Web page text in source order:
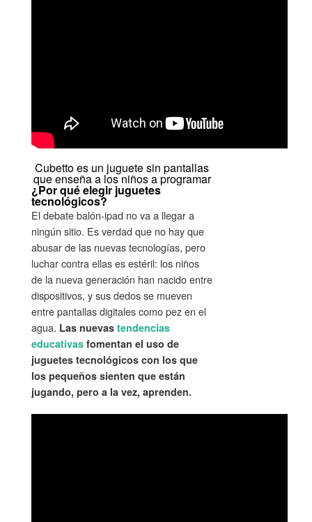
Cubetto es un juguete sin pantallas
que enseña a los niños a programar
¿Por qué elegir juguetes
tecnológicos?
El debate balón-ipad no va a llegar a
ningún sitio. Es verdad que no hay que
abusar de las nuevas tecnologías, pero
luchar contra ellas es estéril: los niños
de la nueva generación han nacido entre
dispositivos, y sus dedos se mueven
entre pantallas digitales como pez en el
agua. Las nuevas tendencias
educativas fomentan el uso de
juguetes tecnológicos con los que
los pequeños sienten que están
jugando, pero a la vez, aprenden.